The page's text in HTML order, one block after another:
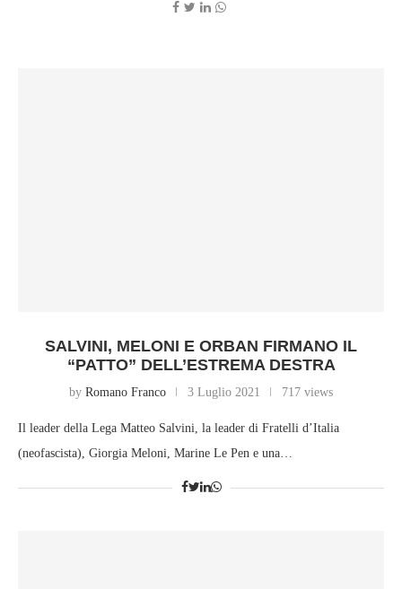
SALVINI, MELONI E ORBAN FIRMANO IL
“PATTO” DELL’ESTREMA DESTRA
by Romano Franco 3 Luglio 2021 717 views
Il leader della Lega Matteo Salvini, la leader di Fratelli d’Italia
(neofascista), Giorgia Meloni, Marine Le Pen e una…